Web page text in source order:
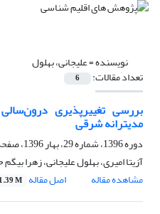
نویسنده =علیجانی، بهلول
تعداد مقالات: 6
بررسی تغییرپذیری
مدیترانه شرقی
دوره 1396، شماره 29، بهار 1396، صفحه
آزیتا امیری، بهلول علیجانی، زهرا
مشاهده مقاله
اصل مقاله 1.39 M